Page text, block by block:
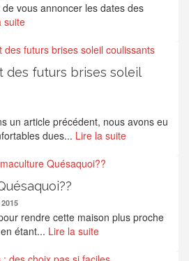
vous annoncer les dates des
suite
des futurs brises soleil
un article précédent, nous avons eu
dues... Lire la suite
rendre cette maison plus proche
étant... Lire la suite